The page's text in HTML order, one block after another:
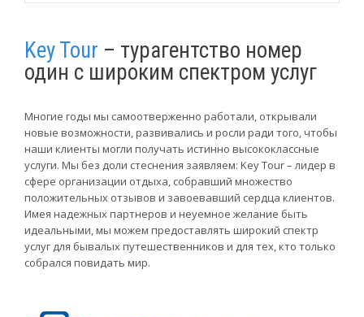
Key Tour – турагентство номер
один с широким спектром услуг
Многие годы мы самоотверженно работали, открывали
новые возможности, развивались и росли ради того, чтобы
наши клиенты могли получать истинно высококлассные
услуги. Мы без доли стеснения заявляем: Key Tour – лидер в
сфере организации отдыха, собравший множество
положительных отзывов и завоевавший сердца клиентов.
Имея надежных партнеров и неуемное желание быть
идеальными, мы можем предоставлять широкий спектр
услуг для бывалых путешественников и для тех, кто только
собрался повидать мир.